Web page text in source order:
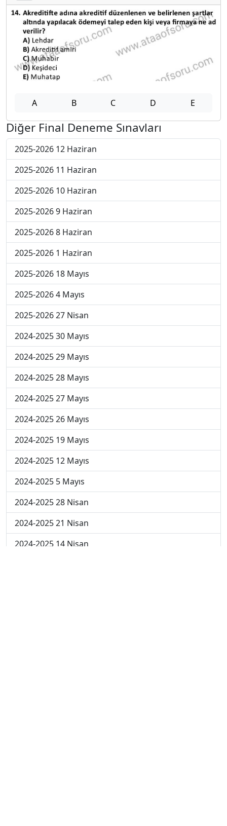
A B C D E
Diğer Final Deneme Sınavları
2025-2026 12 Haziran
2025-2026 11 Haziran
2025-2026 10 Haziran
2025-2026 9 Haziran
2025-2026 8 Haziran
2025-2026 1 Haziran
2025-2026 18 Mayıs
2025-2026 4 Mayıs
2025-2026 27 Nisan
2024-2025 30 Mayıs
2024-2025 29 Mayıs
2024-2025 28 Mayıs
2024-2025 27 Mayıs
2024-2025 26 Mayıs
2024-2025 19 Mayıs
2024-2025 12 Mayıs
2024-2025 5 Mayıs
2024-2025 28 Nisan
2024-2025 21 Nisan
2024-2025 14 Nisan